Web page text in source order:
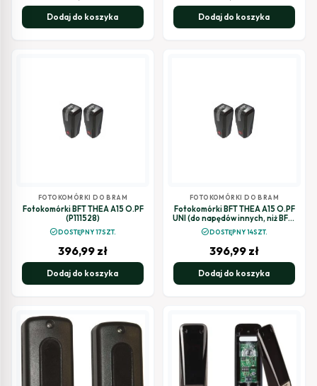
Dodaj do koszyka Dodaj do koszyka
FOTOKOMÓRKI DO BRAM
Fotokomórki BFT THEA A15 O.PF
(P111528)
check_circleDOSTĘPNY 17SZT.
396,99 zł
Dodaj do koszyka
FOTOKOMÓRKI DO BRAM
Fotokomórki BFT THEA A15 O.PF
UNI (do napędów innych, niż BFT)
check_circleDOSTĘPNY 14SZT.
396,99 zł
Dodaj do koszyka